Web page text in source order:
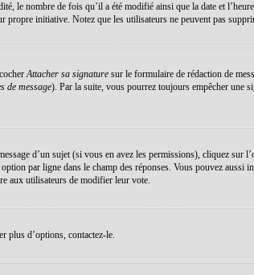
le nombre de fois qu’il a été modifié ainsi que la date et
initiative. Notez que les utilisateurs ne peuvent pas
Attacher sa signature sur le formulaire de rédaction de
de message). Par la suite, vous pourrez toujours empêcher une
d’un sujet (si vous en avez les permissions), cliquez sur
par ligne dans le champ des réponses. Vous pouvez
aux utilisateurs de modifier leur vote.
plus d’options, contactez-le.